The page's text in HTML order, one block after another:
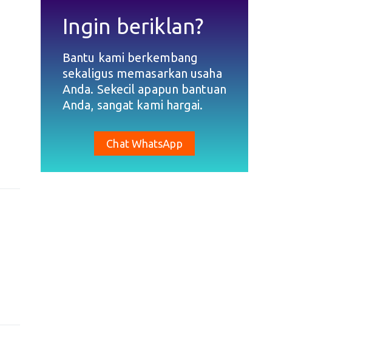
Ingin beriklan?
Bantu kami berkembang
sekaligus memasarkan usaha
Anda. Sekecil apapun bantuan
Anda, sangat kami hargai.
Chat WhatsApp